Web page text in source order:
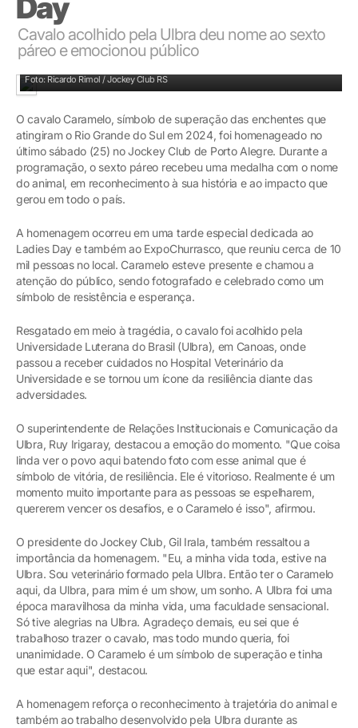
Cavalo acolhido pela Ulbra deu nome ao sexto
páreo e emocionou público
Foto: Ricardo Rimol / Jockey Club RS
O cavalo Caramelo, símbolo de superação das enchentes que
atingiram o Rio Grande do Sul em 2024, foi homenageado no
último sábado (25) no Jockey Club de Porto Alegre. Durante a
programação, o sexto páreo recebeu uma medalha com o nome
do animal, em reconhecimento à sua história e ao impacto que
gerou em todo o país.
A homenagem ocorreu em uma tarde especial dedicada ao
Ladies Day e também ao ExpoChurrasco, que reuniu cerca de 10
mil pessoas no local. Caramelo esteve presente e chamou a
atenção do público, sendo fotografado e celebrado como um
símbolo de resistência e esperança.
Resgatado em meio à tragédia, o cavalo foi acolhido pela
Universidade Luterana do Brasil (Ulbra), em Canoas, onde
passou a receber cuidados no Hospital Veterinário da
Universidade e se tornou um ícone da resiliência diante das
adversidades.
O superintendente de Relações Institucionais e Comunicação da
Ulbra, Ruy Irigaray, destacou a emoção do momento. "Que coisa
linda ver o povo aqui batendo foto com esse animal que é
símbolo de vitória, de resiliência. Ele é vitorioso. Realmente é um
momento muito importante para as pessoas se espelharem,
quererem vencer os desafios, e o Caramelo é isso", afirmou.
O presidente do Jockey Club, Gil Irala, também ressaltou a
importância da homenagem. "Eu, a minha vida toda, estive na
Ulbra. Sou veterinário formado pela Ulbra. Então ter o Caramelo
aqui, da Ulbra, para mim é um show, um sonho. A Ulbra foi uma
época maravilhosa da minha vida, uma faculdade sensacional.
Só tive alegrias na Ulbra. Agradeço demais, eu sei que é
trabalhoso trazer o cavalo, mas todo mundo queria, foi
unanimidade. O Caramelo é um símbolo de superação e tinha
que estar aqui", destacou.
A homenagem reforça o reconhecimento à trajetória do animal e
também ao trabalho desenvolvido pela Ulbra durante as